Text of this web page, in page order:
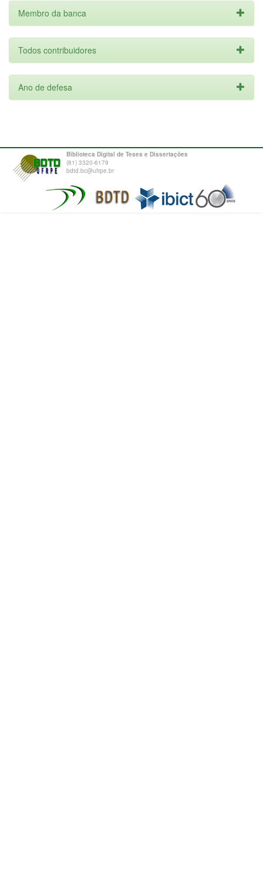
Membro da banca
Todos contribuidores
Ano de defesa
Biblioteca Digital de Teses e Dissertações
(81) 3320-6179
bdtd.bc@ufrpe.br